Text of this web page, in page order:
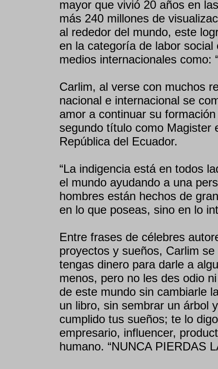
mayor que vivió 20 años en
más 240 millones de
al rededor del mundo, este
en la categoría de labor
medios internacionales como:
Carlim, al verse con muchos
nacional e internacional se
amor a continuar su
segundo título como Magister
República del Ecuador.
“La indigencia está en todos
el mundo ayudando a una
hombres están hechos de
en lo que poseas, sino en lo
Entre frases de célebres
proyectos y sueños, Carlim
tengas dinero para darle a
menos, pero no les des odio
de este mundo sin cambiarle
un libro, sin sembrar un árbol
cumplido tus sueños; te lo
empresario, influencer,
humano. “NUNCA PIERDAS